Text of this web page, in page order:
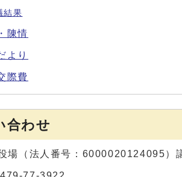
結果
陳情
より
際費
合わせ
場（法人番号：6000020124095）